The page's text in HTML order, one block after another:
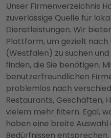
Unser Firmenverzeichnis
zuverlässige Quelle für
Dienstleistungen. Wir
Plattform, um gezielt
(Westfalen) zu suchen
finden, die Sie benötigen.
benutzerfreundlichen
problemlos nach
Restaurants, Geschäften,
vielem mehr filtern. Egal,
haben eine breite Auswahl
Bedürfnissen